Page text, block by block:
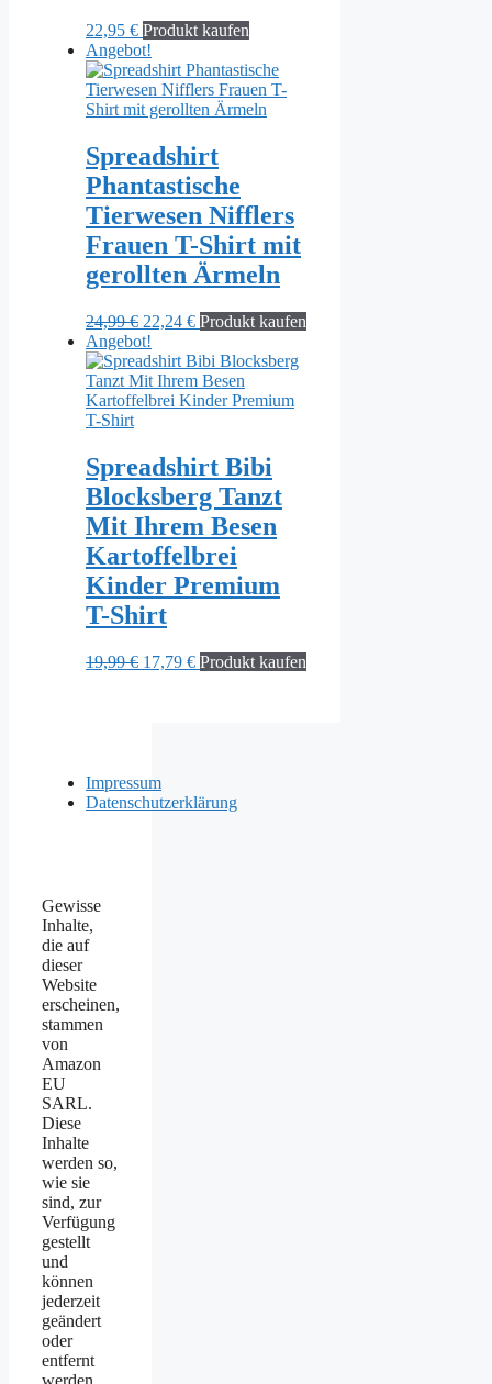
22,95 € Produkt kaufen
Angebot!
Spreadshirt
Phantastische
Tierwesen Nifflers
Frauen T-Shirt mit
gerollten Ärmeln
24,99€ Ursprünglicher
Preis
war:
24,99 €
22,24 €Aktueller
ist:
22,24 €.
Produkt kaufen
Angebot!
Spreadshirt Bibi
Blocksberg Tanzt
Mit Ihrem Besen
Kartoffelbrei
Kinder Premium
T-Shirt
19,99€ Ursprünglicher
17,79 €Aktueller
Produkt kaufen
Impressum
Datenschutzerklärung
Gewisse
Inhalte,
die auf
dieser
Website
erscheinen,
stammen
von
Amazon
EU
SARL.
Diese
Inhalte
werden so,
wie sie
sind, zur
Verfügung
gestellt
und
können
jederzeit
geändert
oder
entfernt
werden.